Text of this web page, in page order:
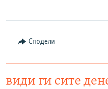
Сподели
види ги сите